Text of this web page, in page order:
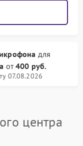
для
от400 руб.
07.08.2026
центра